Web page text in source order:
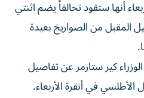
أنها ستقود تحالفاً يضم اثنتي
المقبل من الصواريخ بعيدة
كير ستارمر عن تفاصيل
في أنقرة الأربعاء.